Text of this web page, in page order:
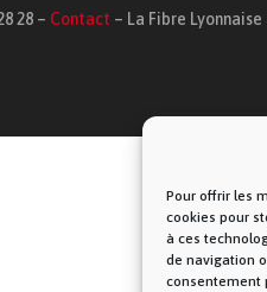
Pour offrir les
cookies pour
à ces
de navigation
consentement
28 – Contact – La Fibre